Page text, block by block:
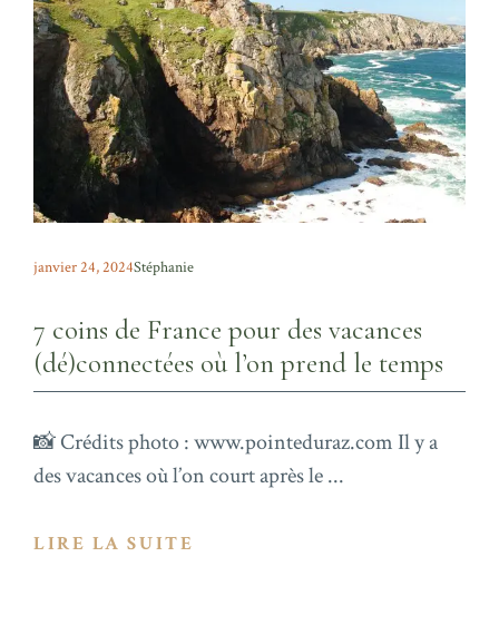
janvier 24, 2024Stéphanie
7 coins de France pour des vacances
(dé)connectées où l’on prend le temps
📸 Crédits photo : www.pointeduraz.com Il y a
des vacances où l’on court après le ...
LIRE LA SUITE